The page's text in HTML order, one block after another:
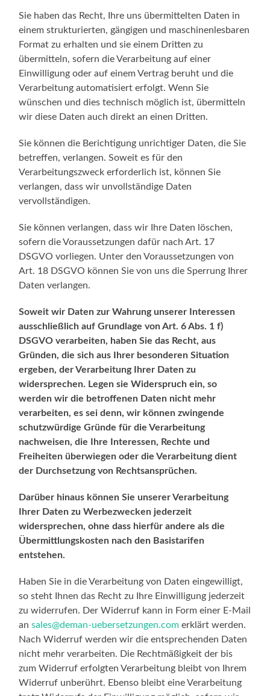
Sie haben das Recht, Ihre uns übermittelten Daten in
einem strukturierten, gängigen und maschinenlesbaren
Format zu erhalten und sie einem Dritten zu
übermitteln, sofern die Verarbeitung auf einer
Einwilligung oder auf einem Vertrag beruht und die
Verarbeitung automatisiert erfolgt. Wenn Sie
wünschen und dies technisch möglich ist, übermitteln
wir diese Daten auch direkt an einen Dritten.
Sie können die Berichtigung unrichtiger Daten, die Sie
betreffen, verlangen. Soweit es für den
Verarbeitungszweck erforderlich ist, können Sie
verlangen, dass wir unvollständige Daten
vervollständigen.
Sie können verlangen, dass wir Ihre Daten löschen,
sofern die Voraussetzungen dafür nach Art. 17
DSGVO vorliegen. Unter den Voraussetzungen von
Art. 18 DSGVO können Sie von uns die Sperrung Ihrer
Daten verlangen.
Soweit wir Daten zur Wahrung unserer Interessen
ausschließlich auf Grundlage von Art. 6 Abs. 1 f)
DSGVO verarbeiten, haben Sie das Recht, aus
Gründen, die sich aus Ihrer besonderen Situation
ergeben, der Verarbeitung Ihrer Daten zu
widersprechen. Legen sie Widerspruch ein, so
werden wir die betroffenen Daten nicht mehr
verarbeiten, es sei denn, wir können zwingende
schutzwürdige Gründe für die Verarbeitung
nachweisen, die Ihre Interessen, Rechte und
Freiheiten überwiegen oder die Verarbeitung dient
der Durchsetzung von Rechtsansprüchen.
Darüber hinaus können Sie unserer Verarbeitung
Ihrer Daten zu Werbezwecken jederzeit
widersprechen, ohne dass hierfür andere als die
Übermittlungskosten nach den Basistarifen
entstehen.
Haben Sie in die Verarbeitung von Daten eingewilligt,
so steht Ihnen das Recht zu Ihre Einwilligung jederzeit
zu widerrufen. Der Widerruf kann in Form einer E-Mail
ansales@deman-uebersetzungen.com erklärt werden.
Nach Widerruf werden wir die entsprechenden Daten
nicht mehr verarbeiten. Die Rechtmäßigkeit der bis
zum Widerruf erfolgten Verarbeitung bleibt von Ihrem
Widerruf unberührt. Ebenso bleibt eine Verarbeitung